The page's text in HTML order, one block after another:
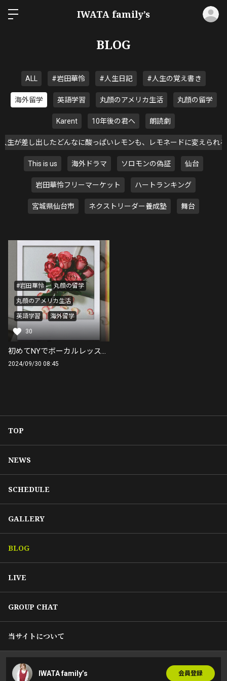
IWATA family’s
BLOG
ALL #岩田華怜 #人生日記 #人生の覚え書き
海外留学 英語学習 丸顔のアメリカ生活 丸顔の留学
Karent 10年後の君へ 朗読劇
人生が差し出したどんなに酸っぱいレモンも、レモネードに変えられる
This is us 海外ドラマ ソロモンの偽証 仙台
岩田華怜フリーマーケット ハートランキング
宮城県仙台市 ネクストリーダー養成塾 舞台
#岩田華怜 丸顔の留学
丸顔のアメリカ生活
英語学習 海外留学
30
初めてNYでボーカルレッスンを受けた話。
2024/09/30 08:45
TOP
NEWS
SCHEDULE
GALLERY
BLOG
LIVE
GROUP CHAT
当サイトについて
IWATA family’s 会員登録